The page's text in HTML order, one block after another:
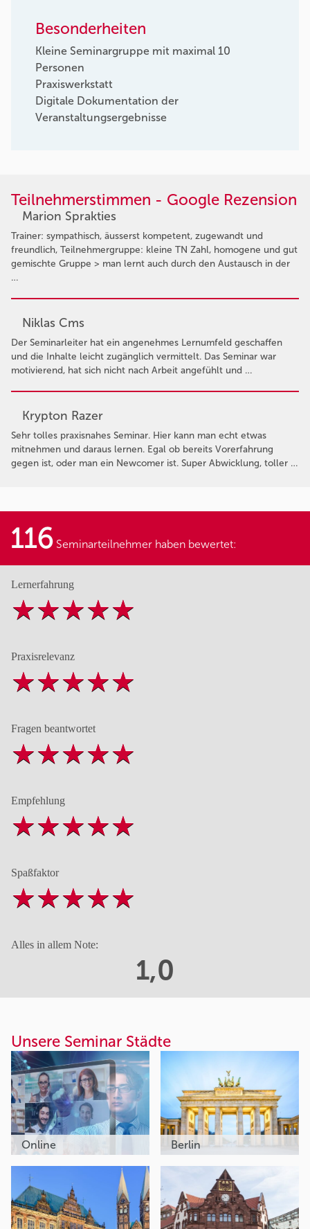
Besonderheiten
Kleine Seminargruppe mit maximal 10
Personen
Praxiswerkstatt
Digitale Dokumentation der
Veranstaltungsergebnisse
Teilnehmerstimmen - Google Rezension
Marion Sprakties
Trainer: sympathisch, äusserst kompetent, zugewandt und
freundlich, Teilnehmergruppe: kleine TN Zahl, homogene und gut
gemischte Gruppe > man lernt auch durch den Austausch in der
…
Niklas Cms
Der Seminarleiter hat ein angenehmes Lernumfeld geschaffen
und die Inhalte leicht zugänglich vermittelt. Das Seminar war
motivierend, hat sich nicht nach Arbeit angefühlt und …
Krypton Razer
Sehr tolles praxisnahes Seminar. Hier kann man echt etwas
mitnehmen und daraus lernen. Egal ob bereits Vorerfahrung
gegen ist, oder man ein Newcomer ist. Super Abwicklung, toller …
116 Seminarteilnehmer haben bewertet:
Lernerfahrung
Praxisrelevanz
Fragen beantwortet
Empfehlung
Spaßfaktor
Alles in allem Note:
1,0
Unsere Seminar Städte
Online Berlin